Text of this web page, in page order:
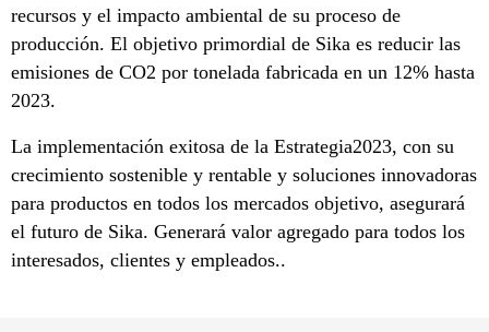
recursos y el impacto ambiental de su proceso de
producción. El objetivo primordial de Sika es reducir las
emisiones de CO2 por tonelada fabricada en un 12% hasta
2023.
La implementación exitosa de la Estrategia2023, con su
crecimiento sostenible y rentable y soluciones innovadoras
para productos en todos los mercados objetivo, asegurará
el futuro de Sika. Generará valor agregado para todos los
interesados, clientes y empleados..